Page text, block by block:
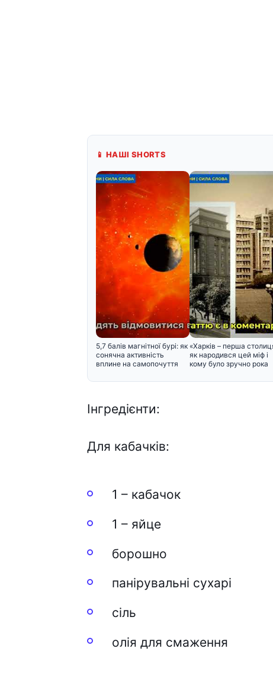
📱 НАШІ SHORTS
5,7 балів магнітної бурі: як
сонячна активність
вплине на самопочуття
«Харків – перша
як народився цей міф і
кому було зручно рока
Інгредієнти:
Для кабачків:
1 – кабачок
1 – яйце
борошно
панірувальні сухарі
сіль
олія для смаження